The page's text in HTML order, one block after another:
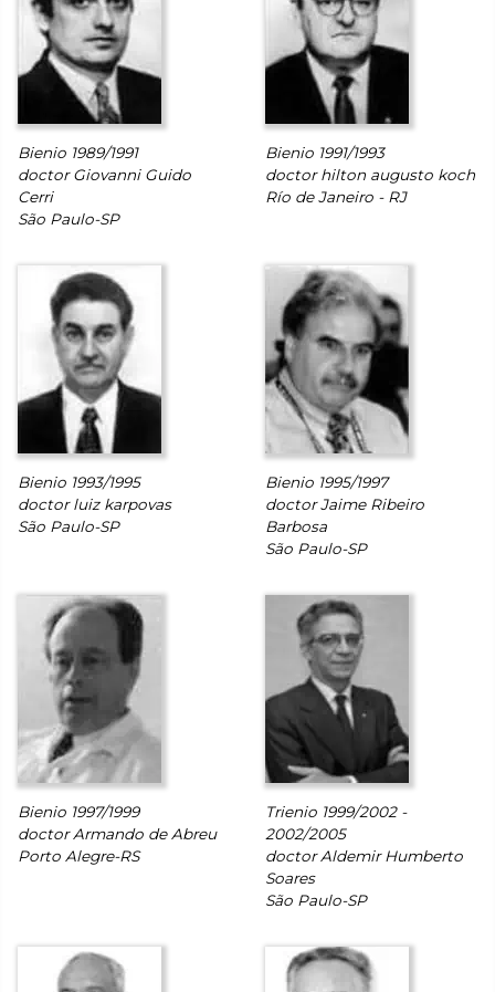
Bienio 1989/1991
doctor Giovanni Guido
Cerri
São Paulo-SP
Bienio 1991/1993
doctor hilton augusto koch
Río de Janeiro - RJ
Bienio 1993/1995
doctor luiz karpovas
São Paulo-SP
Bienio 1995/1997
doctor Jaime Ribeiro
Barbosa
São Paulo-SP
Bienio 1997/1999
doctor Armando de Abreu
Porto Alegre-RS
Trienio 1999/2002 -
2002/2005
doctor Aldemir Humberto
Soares
São Paulo-SP